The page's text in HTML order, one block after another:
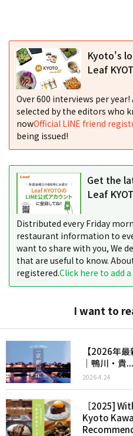
Kyoto's
Leaf
Over 600 interviews per
selected by the editors who
nowOfficial LINE friend
being issued!
Get the
Leaf
Distributed every Friday
restaurant information to
want to share with you, We
that are useful to know.
registered.Click here to add
I want to
【2026年
｜鴨川・貴...
2026.4.24
［2025]
Kyoto